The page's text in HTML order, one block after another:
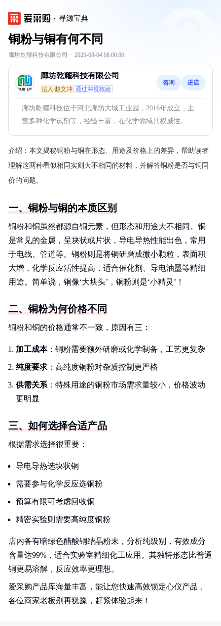
寻源宝典
铜粉与铜有何不同
廊坊乾耀科技有限公司 · 2026-08-04 08:00:00
廊坊乾耀科技有限公司
法人:赵文冲 通过深度核验
咨询 进店
廊坊乾耀科技位于河北廊坊大城工业园，2016年成立，主
营多种化学试剂等，经验丰富，在化学领域具权威性。
介绍： 本文揭秘铜粉与铜在形态、用途及价格上的差异，帮助读者
理解这两种看似相同实则大不相同的材料，并解答铜粉是否与铜同
价的问题。
一、铜粉与铜的本质区别
铜粉和铜虽然都源自铜元素，但形态和用途大不相同。铜
是常见的金属，呈块状或片状，导电导热性能出色，常用
于电线、管道等。铜粉则是将铜研磨成微小颗粒，表面积
大增，化学反应活性提高，适合催化剂、导电油墨等精细
用途。简单说，铜像‘大块头’，铜粉则是‘小精灵’！
二、铜粉为何价格不同
铜粉和铜的价格通常不一致，原因有三：
加工成本：铜粉需要额外研磨或化学制备，工艺更复杂
纯度要求 ：高纯度铜粉对杂质控制更严格
供需关系 ：特殊用途的铜粉市场需求量较小，价格波动
更明显
三、如何选择合适产品
根据需求选择很重要：
导电导热选块状铜
需要参与化学反应选铜粉
预算有限可考虑回收铜
精密实验则需要高纯度铜粉
店内备有暗绿色醋酸铜结晶粉末，分析纯级别，有效成分
含量达99%，适合实验室精细化工应用。其独特形态比普通
铜更易溶解，反应效率更理想。
爱采购产品库海量丰富，能让您快速高效锁定心仪产品，
各位商家老板别再犹豫，赶紧体验起来！